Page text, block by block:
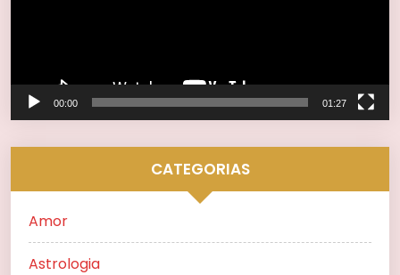
00:00 01:27
CATEGORIAS
Amor
Astrologia